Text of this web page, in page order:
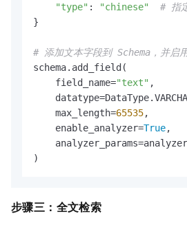
"type" : "chinese"
# 指
}
# 添加文本字段到 Schema，并启
schema.add_field(
    field_name=
"text"
    max_length=
65535
    enable_analyzer=
True
步骤三： 全文检索